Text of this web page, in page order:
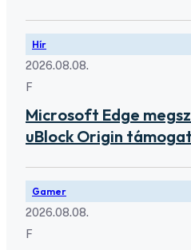
Hír
2026.08.08.
F
Microsoft Edge
uBlock Origin
Gamer
2026.08.08.
F